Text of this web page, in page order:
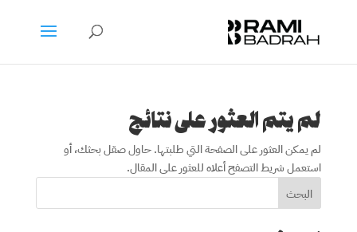
لم يتم العثور على نتائج
لم يمكن العثور على الصفحة التي طلبتها. حاول صقل بحثك، أو
استعمل شريط التصفح أعلاه للعثور على المقال.
البحث